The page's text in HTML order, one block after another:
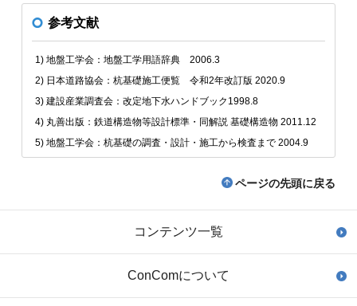
参考文献
1) 地盤工学会：地盤工学用語辞典 2006.3
2) 日本道路協会：杭基礎施工便覧 令和2年改訂版 2020.9
3) 建設産業調査会：改定地下水ハンドブック1998.8
4) 丸善出版：鉄道構造物等設計標準・同解説 基礎構造物 2011.12
5) 地盤工学会：杭基礎の調査・設計・施工から検査まで 2004.9
ページの先頭に戻る
コンテンツ一覧
ConComについて